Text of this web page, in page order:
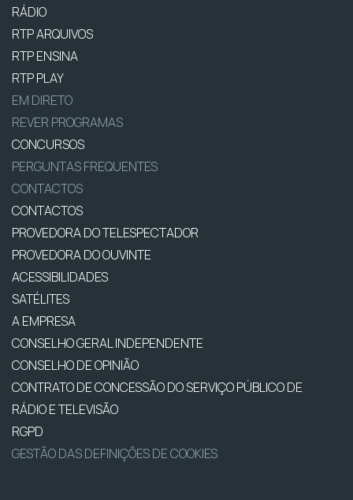
RÁDIO
RTP ARQUIVOS
RTP ENSINA
RTP PLAY
EM DIRETO
REVER PROGRAMAS
CONCURSOS
PERGUNTAS FREQUENTES
CONTACTOS
CONTACTOS
PROVEDORA DO TELESPECTADOR
PROVEDORA DO OUVINTE
ACESSIBILIDADES
SATÉLITES
A EMPRESA
CONSELHO GERAL INDEPENDENTE
CONSELHO DE OPINIÃO
CONTRATO DE CONCESSÃO DO SERVIÇO PÚBLICO DE
RÁDIO E TELEVISÃO
RGPD
GESTÃO DAS DEFINIÇÕES DE COOKIES